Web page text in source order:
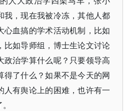
我，现在我被冷冻，其他人都
心血搞的学术活动机制，比如
比如导师组，博士生论文讨论
政治学算什么呢？只要领导高
得了什么？如果不是今天的网
人有舆论上的困难，也许有一